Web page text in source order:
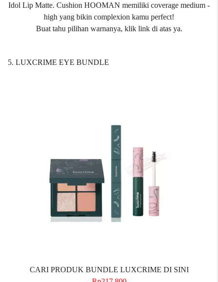
Idol Lip Matte. Cushion HOOMAN memiliki coverage medium -
high yang bikin complexion kamu perfect!
Buat tahu pilihan warnanya, klik link di atas ya.
5. LUXCRIME EYE BUNDLE
CARI PRODUK BUNDLE LUXCRIME DI SINI